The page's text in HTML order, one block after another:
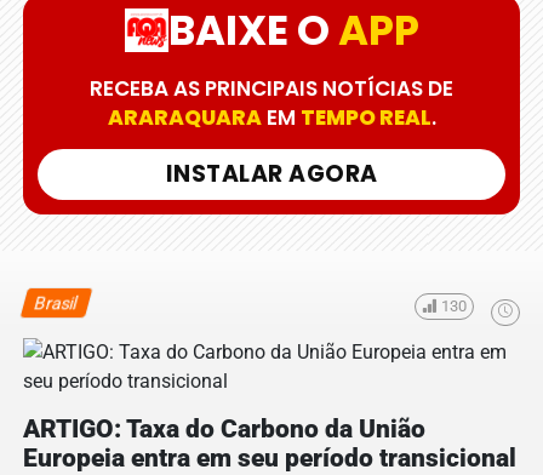
BAIXE OAPP
RECEBA AS PRINCIPAIS NOTÍCIAS DE
ARARAQUARAEM TEMPO REAL.
INSTALAR AGORA
Brasil 130
ARTIGO: Taxa do Carbono da União
Europeia entra em seu período transicional